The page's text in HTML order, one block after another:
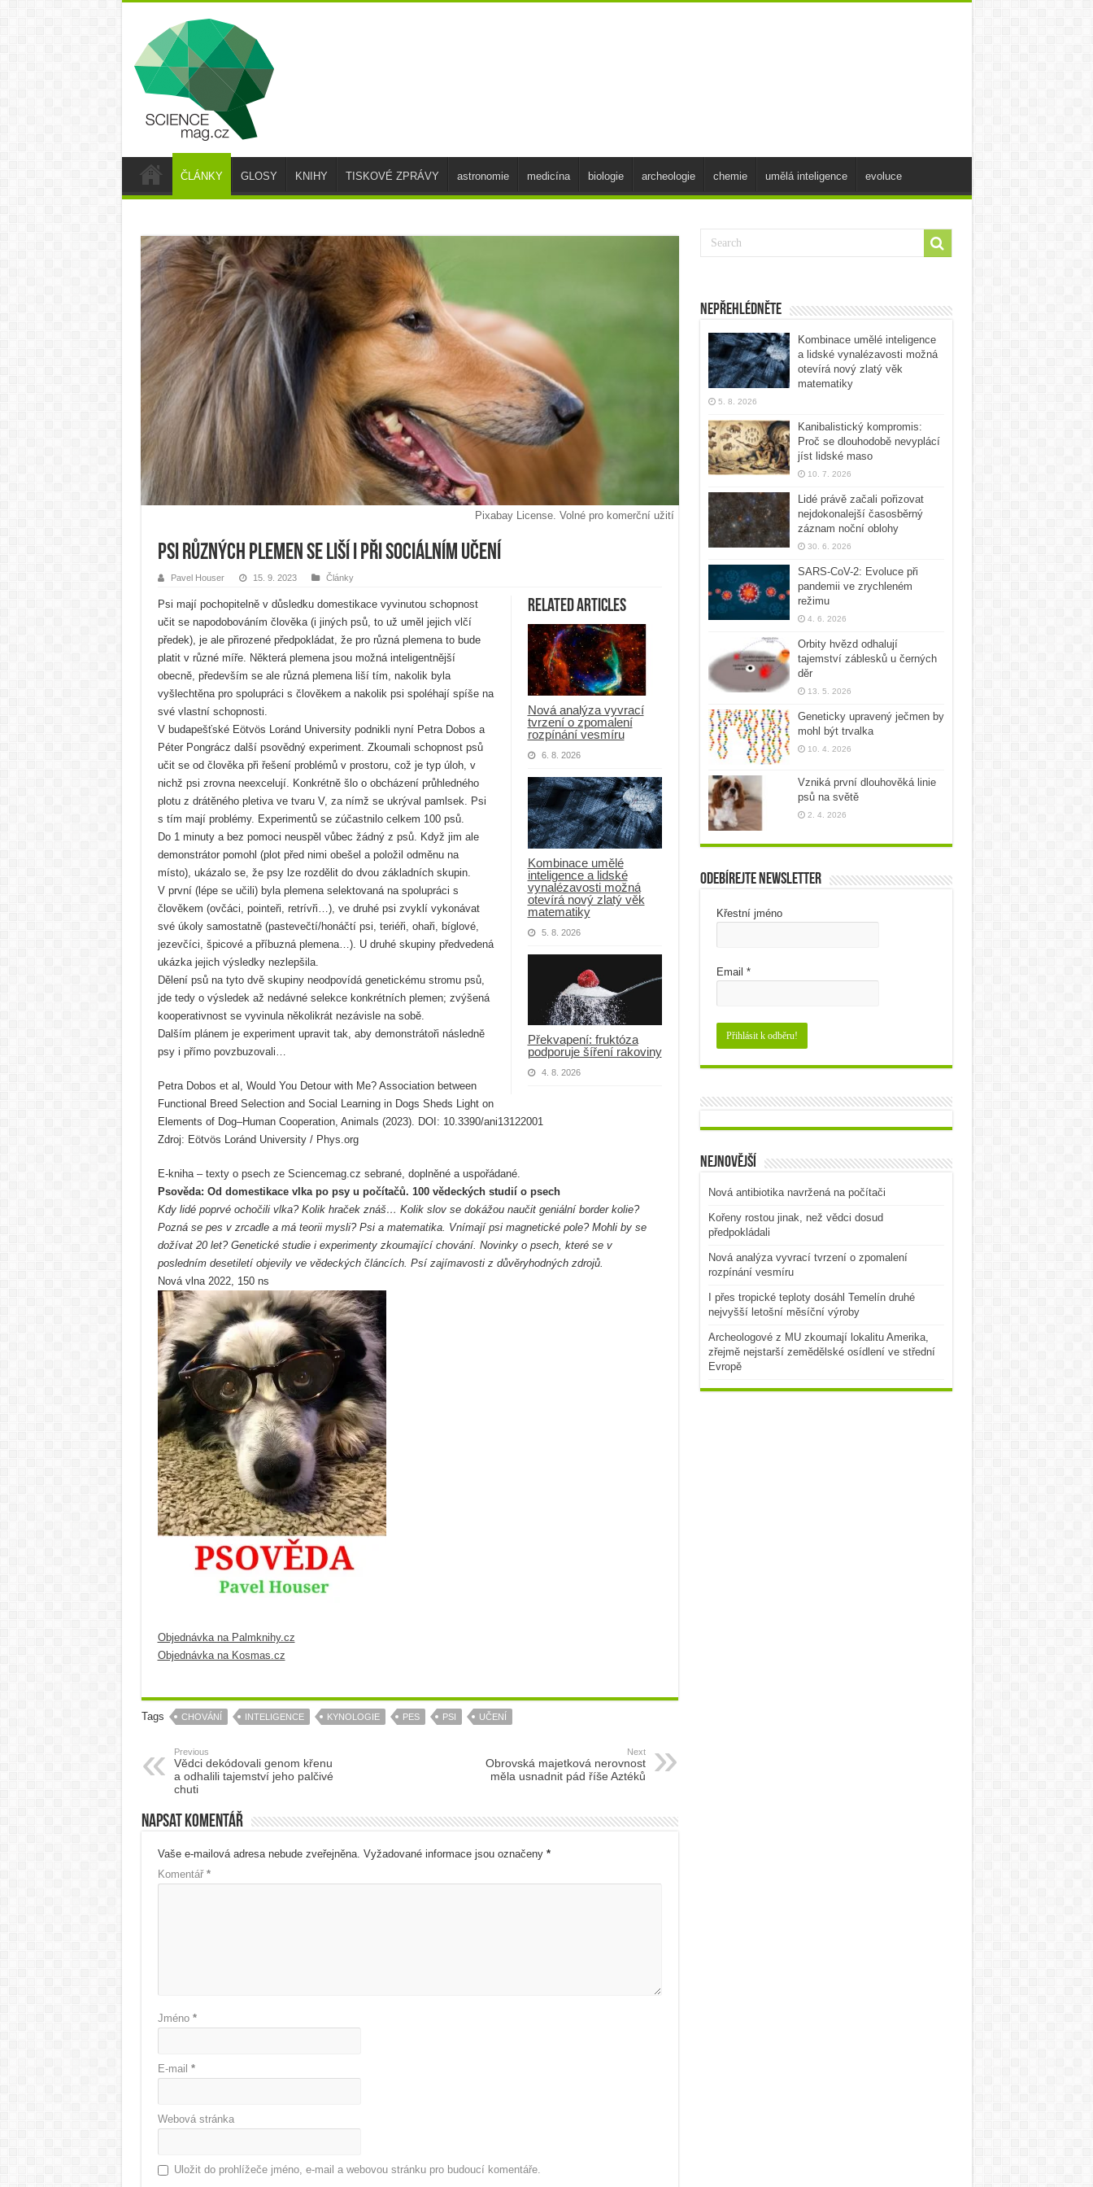
ČLÁNKY GLOSY KNIHY TISKOVÉ ZPRÁVY astronomie medicína biologie archeologie chemie umělá inteligence evoluce
Pixabay License. Volné pro komerční užití
Psi různých plemen se liší i při sociálním učení
Pavel Houser 15. 9. 2023 Články
Related Articles
Nová analýza vyvrací
tvrzení o zpomalení
rozpínání vesmíru
6. 8. 2026
Kombinace umělé
inteligence a lidské
vynalézavosti možná
otevírá nový zlatý věk
matematiky
5. 8. 2026
Překvapení: fruktóza
podporuje šíření rakoviny
4. 8. 2026
Psi mají pochopitelně v důsledku domestikace vyvinutou schopnost
učit se napodobováním člověka (i jiných psů, to už uměl jejich vlčí
předek), je ale přirozené předpokládat, že pro různá plemena to bude
platit v různé míře. Některá plemena jsou možná inteligentnější
obecně, především se ale různá plemena liší tím, nakolik byla
vyšlechtěna pro spolupráci s člověkem a nakolik psi spoléhají spíše na
své vlastní schopnosti.
V budapešťské Eötvös Loránd University podnikli nyní Petra Dobos a
Péter Pongrácz další psovědný experiment. Zkoumali schopnost psů
učit se od člověka při řešení problémů v prostoru, což je typ úloh, v
nichž psi zrovna neexcelují. Konkrétně šlo o obcházení průhledného
plotu z drátěného pletiva ve tvaru V, za nímž se ukrýval pamlsek. Psi
s tím mají problémy. Experimentů se zúčastnilo celkem 100 psů.
Do 1 minuty a bez pomoci neuspěl vůbec žádný z psů. Když jim ale
demonstrátor pomohl (plot před nimi obešel a položil odměnu na
místo), ukázalo se, že psy lze rozdělit do dvou základních skupin.
V první (lépe se učili) byla plemena selektovaná na spolupráci s
člověkem (ovčáci, pointeři, retrívři…), ve druhé psi zvyklí vykonávat
své úkoly samostatně (pastevečtí/honáčtí psi, teriéři, ohaři, bíglové,
jezevčíci, špicové a příbuzná plemena…). U druhé skupiny předvedená
ukázka jejich výsledky nezlepšila.
Dělení psů na tyto dvě skupiny neodpovídá genetickému stromu psů,
jde tedy o výsledek až nedávné selekce konkrétních plemen; zvýšená
kooperativnost se vyvinula několikrát nezávisle na sobě.
Dalším plánem je experiment upravit tak, aby demonstrátoři následně
psy i přímo povzbuzovali…
Petra Dobos et al, Would You Detour with Me? Association between
Functional Breed Selection and Social Learning in Dogs Sheds Light on
Elements of Dog–Human Cooperation, Animals (2023). DOI: 10.3390/ani13122001
Zdroj: Eötvös Loránd University / Phys.org
E-kniha – texty o psech ze Sciencemag.cz sebrané, doplněné a uspořádané.
Psověda: Od domestikace vlka po psy u počítačů. 100 vědeckých studií o psech
Kdy lidé poprvé ochočili vlka? Kolik hraček znáš… Kolik slov se dokážou naučit geniální border kolie?
Pozná se pes v zrcadle a má teorii mysli? Psi a matematika. Vnímají psi magnetické pole? Mohli by se
dožívat 20 let? Genetické studie i experimenty zkoumající chování. Novinky o psech, které se v
posledním desetiletí objevily ve vědeckých článcích. Psí zajímavosti z důvěryhodných zdrojů.
Nová vlna 2022, 150 ns
Objednávka na Palmknihy.cz
Objednávka na Kosmas.cz
Tags CHOVÁNÍ INTELIGENCE KYNOLOGIE PES PSI UČENÍ
Previous
Vědci dekódovali genom křenu
a odhalili tajemství jeho palčivé
chuti
Next
Obrovská majetková nerovnost
měla usnadnit pád říše Aztéků
Napsat komentář
Vaše e-mailová adresa nebude zveřejněna. Vyžadované informace jsou označeny *
Komentář *
Jméno *
E-mail *
Webová stránka
Uložit do prohlížeče jméno, e-mail a webovou stránku pro budoucí komentáře.
Nepřehlédněte
Kombinace umělé inteligence
a lidské vynalézavosti možná
otevírá nový zlatý věk
matematiky
5. 8. 2026
Kanibalistický kompromis:
Proč se dlouhodobě nevyplácí
jíst lidské maso
10. 7. 2026
Lidé právě začali pořizovat
nejdokonalejší časosběrný
záznam noční oblohy
30. 6. 2026
SARS-CoV-2: Evoluce při
pandemii ve zrychleném
režimu
4. 6. 2026
Orbity hvězd odhalují
tajemství záblesků u černých
děr
13. 5. 2026
Geneticky upravený ječmen by
mohl být trvalka
10. 4. 2026
Vzniká první dlouhověká linie
psů na světě
2. 4. 2026
Odebírejte newsletter
Křestní jméno
Email *
Nejnovější
Nová antibiotika navržená na počítači
Kořeny rostou jinak, než vědci dosud
předpokládali
Nová analýza vyvrací tvrzení o zpomalení
rozpínání vesmíru
I přes tropické teploty dosáhl Temelín druhé
nejvyšší letošní měsíční výroby
Archeologové z MU zkoumají lokalitu Amerika,
zřejmě nejstarší zemědělské osídlení ve střední
Evropě